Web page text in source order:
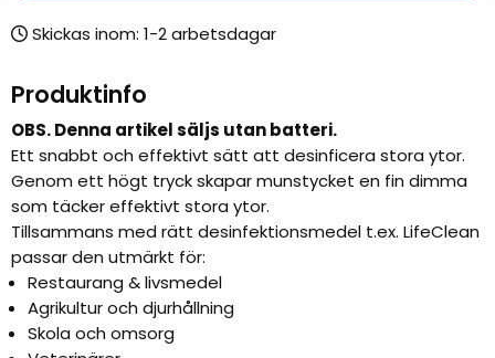
Skickas inom:
Produktinfo
OBS. Denna artikel säljs utan batteri.
Ett snabbt och effektivt sätt att desinficera stora ytor.
Genom ett högt tryck skapar munstycket en fin dimma
som täcker effektivt stora ytor.
Tillsammans med rätt desinfektionsmedel t.ex. LifeClean
passar den utmärkt för:
Restaurang & livsmedel
Agrikultur och djurhållning
Skola och omsorg